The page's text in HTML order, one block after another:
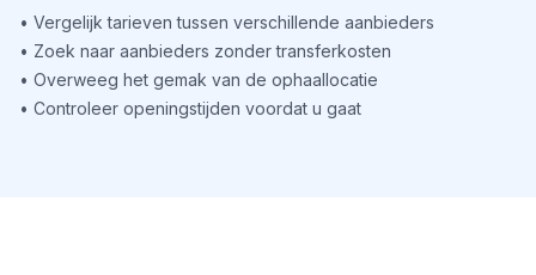
• Vergelijk tarieven tussen verschillende aanbieders
• Zoek naar aanbieders zonder transferkosten
• Overweeg het gemak van de ophaallocatie
• Controleer openingstijden voordat u gaat